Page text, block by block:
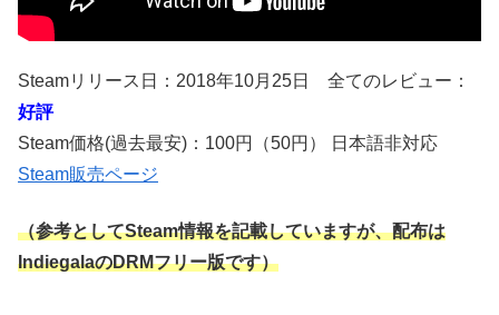
Steamリリース日：2018年10月25日 全てのレビュー：
好評
Steam価格(過去最安)：100円（50円） 日本語非対応
Steam販売ページ
（参考としてSteam情報を記載していますが、配布は
IndiegalaのDRMフリー版です）